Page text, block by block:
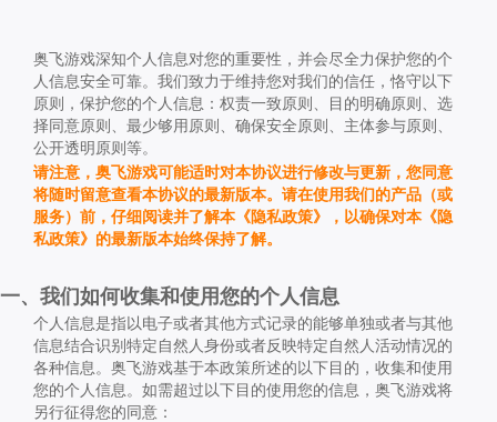
奥飞游戏深知个人信息对您的重要性，并会尽全力保护您的个
人信息安全可靠。我们致力于维持您对我们的信任，恪守以下
原则，保护您的个人信息：权责一致原则、目的明确原则、选
择同意原则、最少够用原则、确保安全原则、主体参与原则、
公开透明原则等。
请注意，奥飞游戏可能适时对本协议进行修改与更新，您同意
将随时留意查看本协议的最新版本。请在使用我们的产品（或
服务）前，仔细阅读并了解本《隐私政策》，以确保对本《隐
私政策》的最新版本始终保持了解。
一、我们如何收集和使用您的个人信息
个人信息是指以电子或者其他方式记录的能够单独或者与其他
信息结合识别特定自然人身份或者反映特定自然人活动情况的
各种信息。奥飞游戏基于本政策所述的以下目的，收集和使用
您的个人信息。如需超过以下目的使用您的信息，奥飞游戏将
另行征得您的同意：